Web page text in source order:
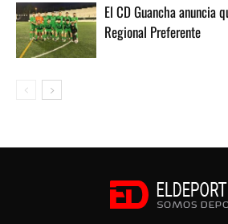
El CD Guancha anuncia
Regional Preferente